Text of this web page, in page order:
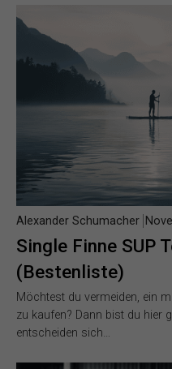
Single Finne SUP
(Bestenliste)
Alexander Schumacher
Möchtest du vermeiden, ein
zu kaufen? Dann bist du hier
entscheiden sich…